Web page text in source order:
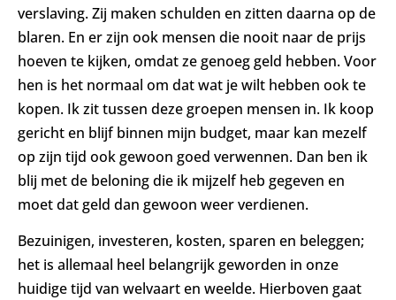
verslaving. Zij maken schulden en zitten daarna op de
blaren. En er zijn ook mensen die nooit naar de prijs
hoeven te kijken, omdat ze genoeg geld hebben. Voor
hen is het normaal om dat wat je wilt hebben ook te
kopen. Ik zit tussen deze groepen mensen in. Ik koop
gericht en blijf binnen mijn budget, maar kan mezelf
op zijn tijd ook gewoon goed verwennen. Dan ben ik
blij met de beloning die ik mijzelf heb gegeven en
moet dat geld dan gewoon weer verdienen.
Bezuinigen, investeren, kosten, sparen en beleggen;
het is allemaal heel belangrijk geworden in onze
huidige tijd van welvaart en weelde. Hierboven gaat